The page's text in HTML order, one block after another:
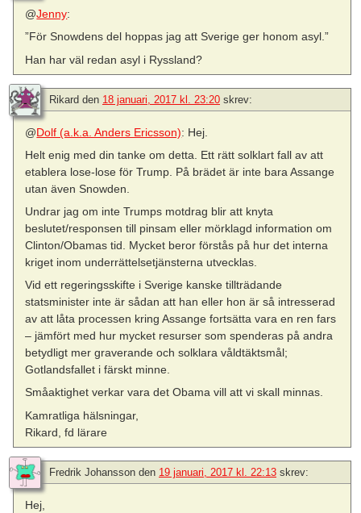
@Jenny:
”För Snowdens del hoppas jag att Sverige ger honom asyl.”
Han har väl redan asyl i Ryssland?
Rikard den 18 januari, 2017 kl. 23:20 skrev:
@Dolf (a.k.a. Anders Ericsson): Hej.
Helt enig med din tanke om detta. Ett rätt solklart fall av att
etablera lose-lose för Trump. På brädet är inte bara Assange
utan även Snowden.
Undrar jag om inte Trumps motdrag blir att knyta
beslutet/responsen till pinsam eller mörklagd information om
Clinton/Obamas tid. Mycket beror förstås på hur det interna
kriget inom underrättelsetjänsterna utvecklas.
Vid ett regeringsskifte i Sverige kanske tillträdande
statsminister inte är sådan att han eller hon är så intresserad
av att låta processen kring Assange fortsätta vara en ren fars
– jämfört med hur mycket resurser som spenderas på andra
betydligt mer graverande och solklara våldtäktsmål;
Gotlandsfallet i färskt minne.
Småaktighet verkar vara det Obama vill att vi skall minnas.
Kamratliga hälsningar,
Rikard, fd lärare
Fredrik Johansson den 19 januari, 2017 kl. 22:13 skrev:
Hej,